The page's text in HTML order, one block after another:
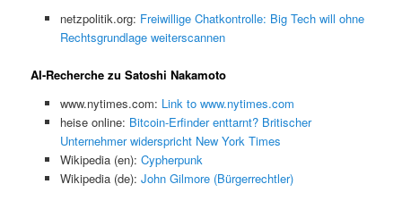
netzpolitik.org: Freiwillige Chatkontrolle: Big Tech will ohne
Rechtsgrundlage weiterscannen
AI-Recherche zu Satoshi Nakamoto
www.nytimes.com: Link to www.nytimes.com
heise online: Bitcoin-Erfinder enttarnt? Britischer
Unternehmer widerspricht New York Times
Wikipedia (en): Cypherpunk
Wikipedia (de): John Gilmore (Bürgerrechtler)